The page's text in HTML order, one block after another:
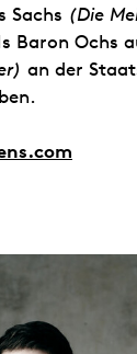
Sachs (Die
Baron Ochs
an der